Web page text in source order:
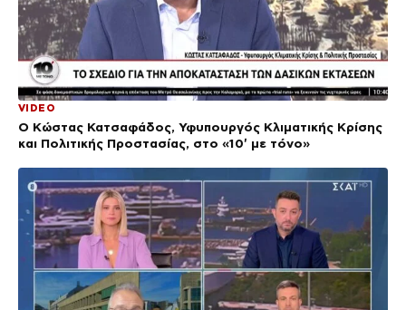
VIDEO
Ο Κώστας Κατσαφάδος, Υφυπουργός Κλιματικής Κρίσης
και Πολιτικής Προστασίας, στο «10′ με τόνο»